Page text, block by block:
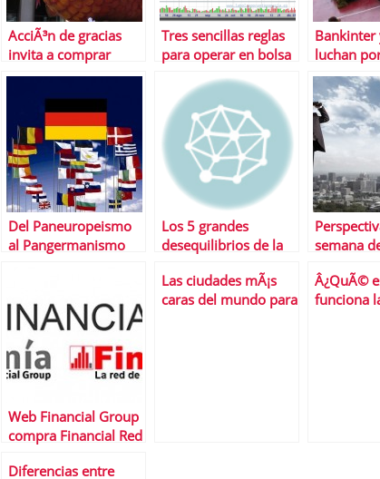
AcciÃ³n de gracias
invita a comprar
bolsa americana
Tres sencillas reglas
para operar en bolsa
Bankinter
luchan
las
perdidas
Del Paneuropeismo
al Pangermanismo
Los 5 grandes
desequilibrios de la
semana
Web Financial Group
compra Financial Red
Las ciudades mÃ¡s
caras del mundo para
Â¿QuÃ©
funciona
Diferencias entre